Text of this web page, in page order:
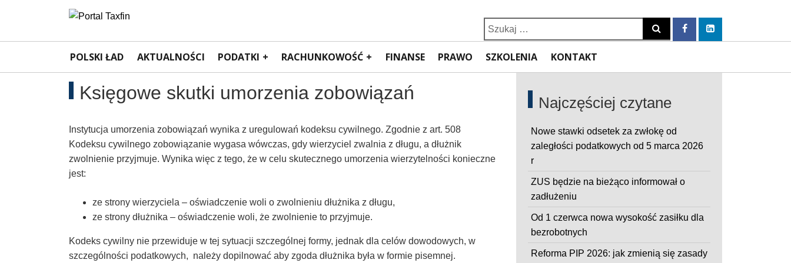
Rachunkowość,
Podatki,
VAT,
Orzeczenia
NSA
i
WSA
–
dla
księgowych
Search
for:
Szukaj
POLSKI ŁAD AKTUALNOŚCI PODATKI RACHUNKOWOŚĆ FINANSE PRAWO SZKOLENIA KONTAKT
Księgowe skutki umorzenia zobowiązań
Instytucja umorzenia zobowiązań wynika z uregulowań kodeksu cywilnego. Zgodnie z art. 508
Kodeksu cywilnego zobowiązanie wygasa wówczas, gdy wierzyciel zwalnia z długu, a dłużnik
zwolnienie przyjmuje. Wynika więc z tego, że w celu skutecznego umorzenia wierzytelności konieczne
jest:
ze strony wierzyciela – oświadczenie woli o zwolnieniu dłużnika z długu,
ze strony dłużnika – oświadczenie woli, że zwolnienie to przyjmuje.
Kodeks cywilny nie przewiduje w tej sytuacji szczególnej formy, jednak dla celów dowodowych, w
szczególności podatkowych, należy dopilnować aby zgoda dłużnika była w formie pisemnej.
Najczęściej czytane
Nowe stawki odsetek za zwłokę od
zaległości podatkowych od 5 marca 2026
r
ZUS będzie na bieżąco informował o
zadłużeniu
Od 1 czerwca nowa wysokość zasiłku dla
bezrobotnych
Reforma PIP 2026: jak zmienią się zasady